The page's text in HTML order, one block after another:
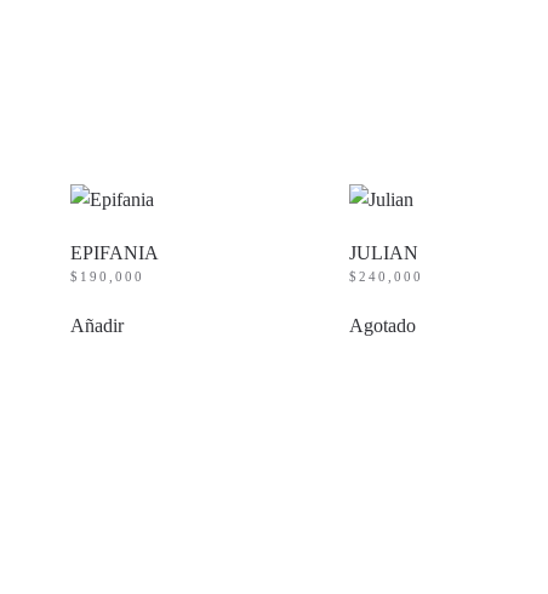
EPIFANIA
$ 190,000
Añadir
JULIAN
$ 240,000
Agotado